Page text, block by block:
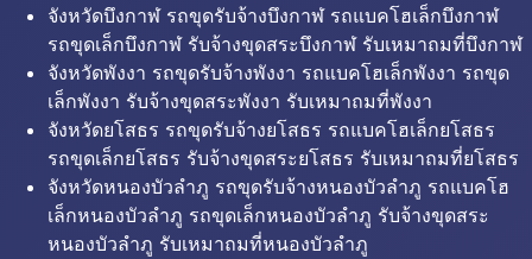
จังหวัดบึงกาฬ รถขุดรับจ้างบึงกาฬ รถแบคโฮเล็กบึงกาฬ
รถขุดเล็กบึงกาฬ รับจ้างขุดสระบึงกาฬ รับเหมาถมที่บึงกาฬ
จังหวัดพังงา รถขุดรับจ้างพังงา รถแบคโฮเล็กพังงา รถขุด
เล็กพังงา รับจ้างขุดสระพังงา รับเหมาถมที่พังงา
จังหวัดยโสธร รถขุดรับจ้างยโสธร รถแบคโฮเล็กยโสธร
รถขุดเล็กยโสธร รับจ้างขุดสระยโสธร รับเหมาถมที่ยโสธร
จังหวัดหนองบัวลำภู รถขุดรับจ้างหนองบัวลำภู รถแบคโฮ
เล็กหนองบัวลำภู รถขุดเล็กหนองบัวลำภู รับจ้างขุดสระ
หนองบัวลำภู รับเหมาถมที่หนองบัวลำภู